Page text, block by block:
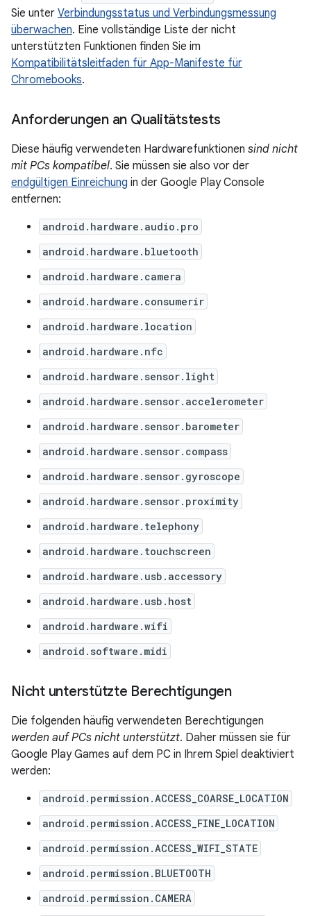
Sie unter Verbindungsstatus und Verbindungsmessung
überwachen. Eine vollständige Liste der nicht
unterstützten Funktionen finden Sie im
Kompatibilitätsleitfaden für App-Manifeste für
Chromebooks.
Anforderungen an Qualitätstests
Diese häufig verwendeten Hardwarefunktionen sind nicht
mit PCs kompatibel. Sie müssen sie also vor der
endgültigen Einreichung in der Google Play Console
entfernen:
android.hardware.audio.pro
android.hardware.bluetooth
android.hardware.camera
android.hardware.consumerir
android.hardware.location
android.hardware.nfc
android.hardware.sensor.light
android.hardware.sensor.accelerometer
android.hardware.sensor.barometer
android.hardware.sensor.compass
android.hardware.sensor.gyroscope
android.hardware.sensor.proximity
android.hardware.telephony
android.hardware.touchscreen
android.hardware.usb.accessory
android.hardware.usb.host
android.hardware.wifi
android.software.midi
Nicht unterstützte Berechtigungen
Die folgenden häufig verwendeten Berechtigungen
werden auf PCs nicht unterstützt. Daher müssen sie für
Google Play Games auf dem PC in Ihrem Spiel deaktiviert
werden:
android.permission.ACCESS_COARSE_LOCATION
android.permission.ACCESS_FINE_LOCATION
android.permission.ACCESS_WIFI_STATE
android.permission.BLUETOOTH
android.permission.CAMERA